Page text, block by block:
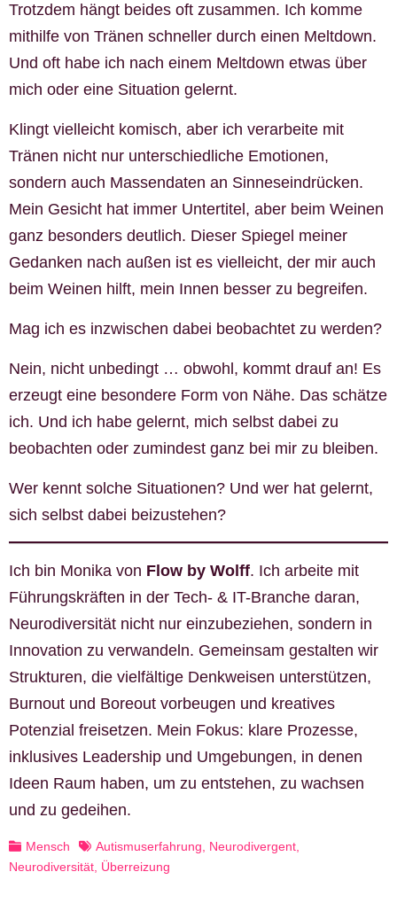
Trotzdem hängt beides oft zusammen. Ich komme
mithilfe von Tränen schneller durch einen Meltdown.
Und oft habe ich nach einem Meltdown etwas über
mich oder eine Situation gelernt.
Klingt vielleicht komisch, aber ich verarbeite mit
Tränen nicht nur unterschiedliche Emotionen,
sondern auch Massendaten an Sinneseindrücken.
Mein Gesicht hat immer Untertitel, aber beim Weinen
ganz besonders deutlich. Dieser Spiegel meiner
Gedanken nach außen ist es vielleicht, der mir auch
beim Weinen hilft, mein Innen besser zu begreifen.
Mag ich es inzwischen dabei beobachtet zu werden?
Nein, nicht unbedingt … obwohl, kommt drauf an! Es
erzeugt eine besondere Form von Nähe. Das schätze
ich. Und ich habe gelernt, mich selbst dabei zu
beobachten oder zumindest ganz bei mir zu bleiben.
Wer kennt solche Situationen? Und wer hat gelernt,
sich selbst dabei beizustehen?
Ich bin Monika von Flow by Wolff. Ich arbeite mit
Führungskräften in der Tech- & IT-Branche daran,
Neurodiversität nicht nur einzubeziehen, sondern in
Innovation zu verwandeln. Gemeinsam gestalten wir
Strukturen, die vielfältige Denkweisen unterstützen,
Burnout und Boreout vorbeugen und kreatives
Potenzial freisetzen. Mein Fokus: klare Prozesse,
inklusives Leadership und Umgebungen, in denen
Ideen Raum haben, um zu entstehen, zu wachsen
und zu gedeihen.
Mensch Autismuserfahrung, Neurodivergent,
Neurodiversität, Überreizung